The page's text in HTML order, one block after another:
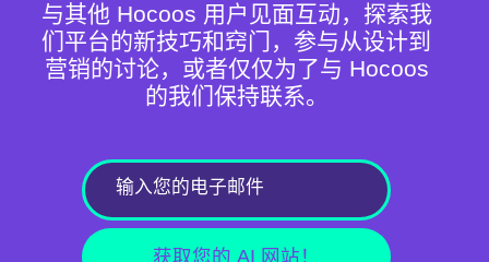
与其他 Hocoos 用户见面互动，探索我
们平台的新技巧和窍门，参与从设计到
营销的讨论，或者仅仅为了与 Hocoos
的我们保持联系。
获取您的 AI 网站！